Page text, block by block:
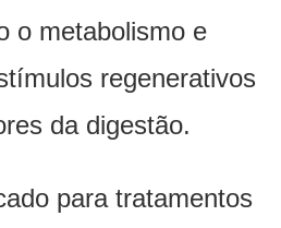
o metabolismo e
regenerativos
da digestão.
para tratamentos